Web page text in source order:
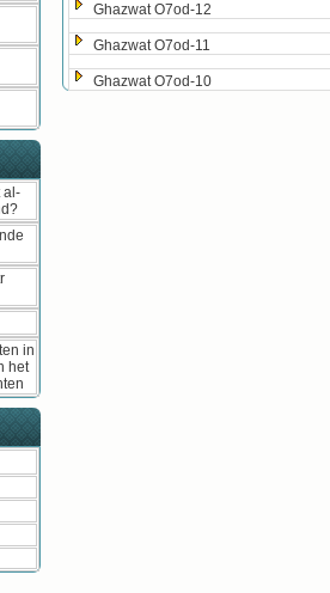
Ghazwat O7od-12
Ghazwat O7od-11
Ghazwat O7od-10
al-
in
het